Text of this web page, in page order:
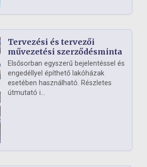
Tervezési és tervezői
művezetési szerződésminta
Elsősorban egyszerű bejelentéssel és
engedéllyel építhető lakóházak
esetében használható. Részletes
útmutató i...